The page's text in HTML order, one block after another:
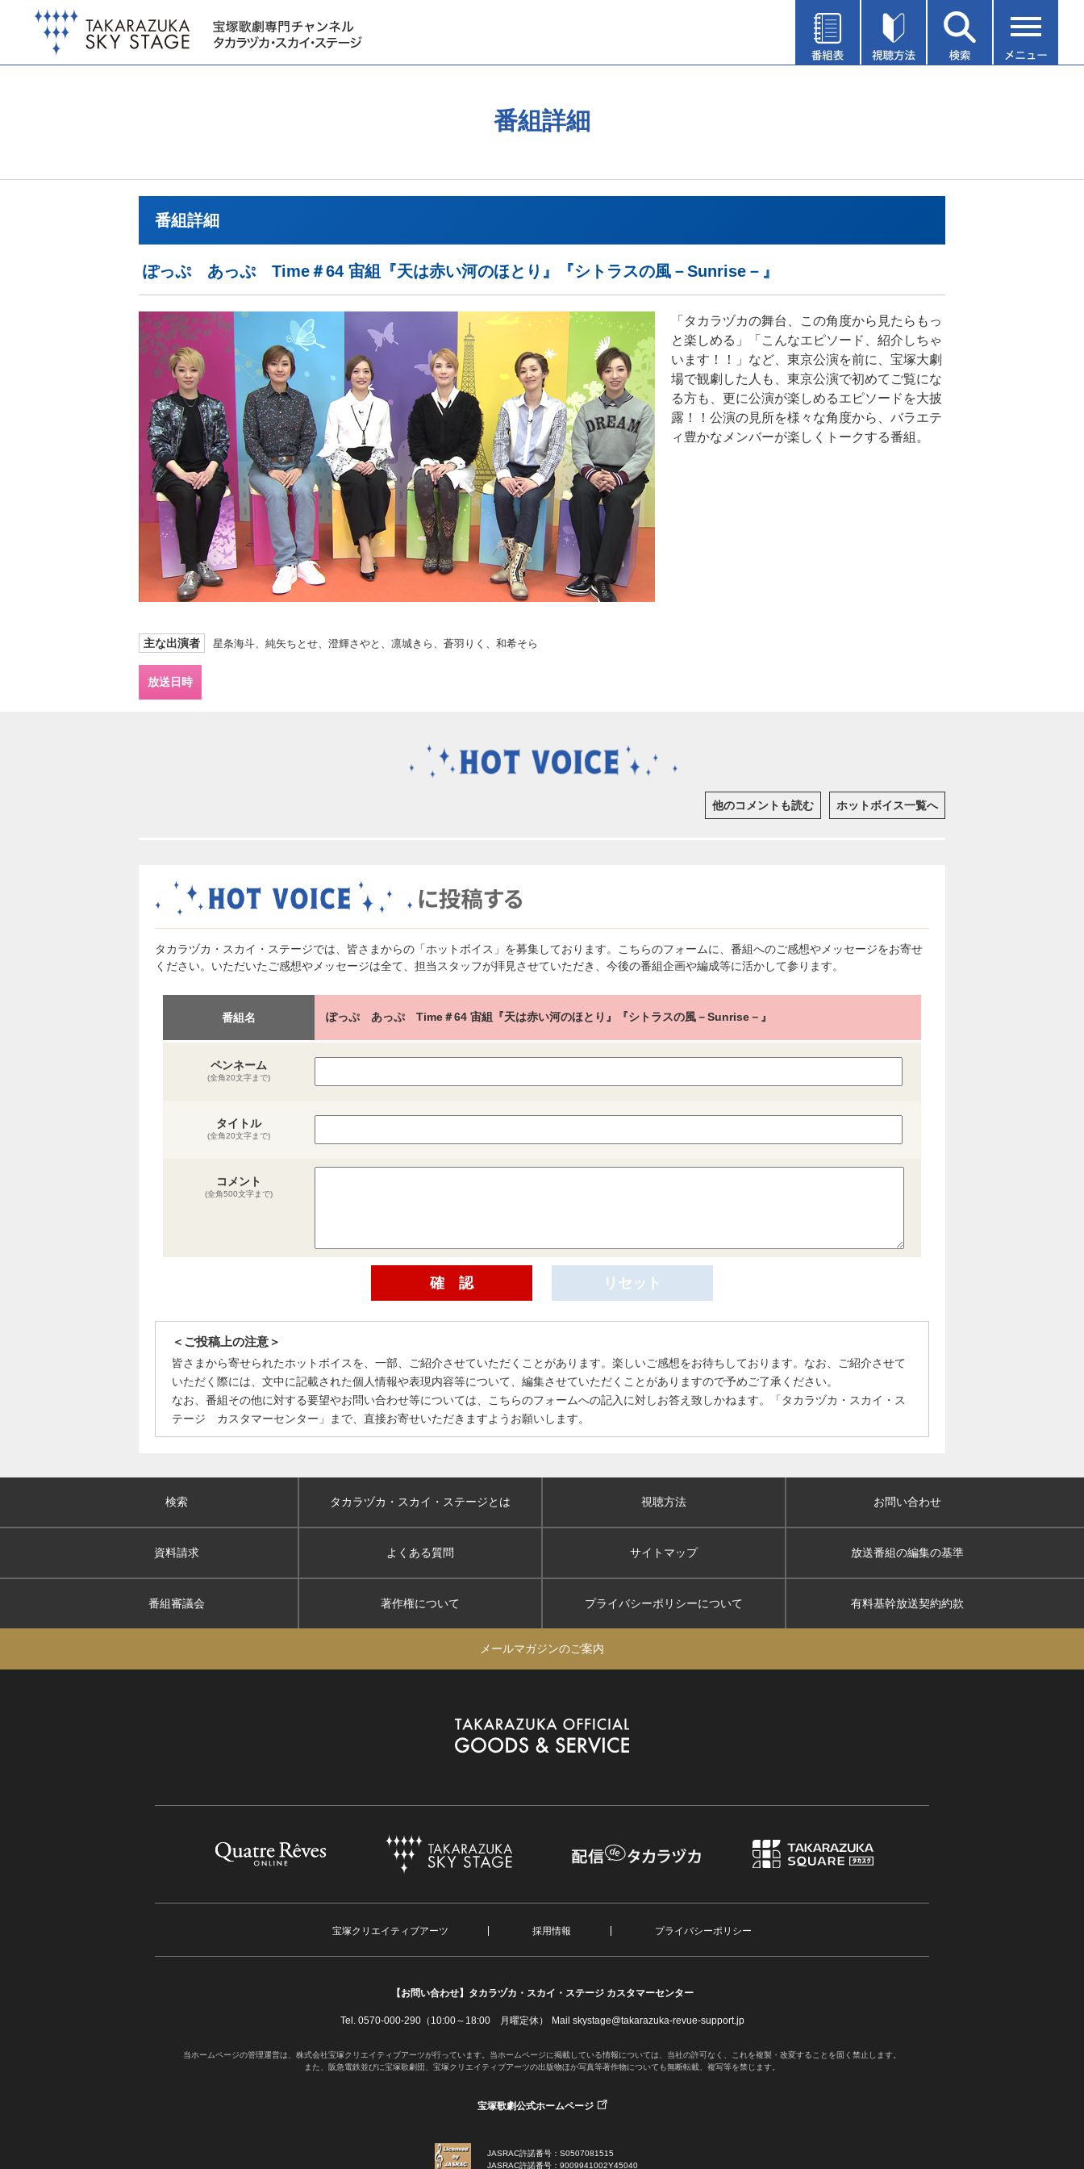
番組詳細
番組詳細
ぽっぷ あっぷ Time＃64 宙組『天は赤い河のほとり』『シトラスの風－Sunrise－』
「タカラヅカの舞台、この角度から見たらもっ
と楽しめる」「こんなエピソード、紹介しちゃ
います！！」など、東京公演を前に、宝塚大劇
場で観劇した人も、東京公演で初めてご覧にな
る方も、更に公演が楽しめるエピソードを大披
露！！公演の見所を様々な角度から、バラエテ
ィ豊かなメンバーが楽しくトークする番組。
主な出演者 星条海斗、純矢ちとせ、澄輝さやと、凛城きら、蒼羽りく、和希そら
放送日時
他のコメントも読む ホットボイス一覧へ
タカラヅカ・スカイ・ステージでは、皆さまからの「ホットボイス」を募集しております。こちらのフォームに、番組へのご感想やメッセージをお寄せ
ください。いただいたご感想やメッセージは全て、担当スタッフが拝見させていただき、今後の番組企画や編成等に活かして参ります。
番組名 ぽっぷ あっぷ Time＃64 宙組『天は赤い河のほとり』『シトラスの風－Sunrise－』
ペンネーム
(全角20文字まで)
タイトル
(全角20文字まで)
コメント
(全角500文字まで)
＜ご投稿上の注意＞
皆さまから寄せられたホットボイスを、一部、ご紹介させていただくことがあります。楽しいご感想をお待ちしております。なお、ご紹介させて
いただく際には、文中に記載された個人情報や表現内容等について、編集させていただくことがありますので予めご了承ください。
なお、番組その他に対する要望やお問い合わせ等については、こちらのフォームへの記入に対しお答え致しかねます。「タカラヅカ・スカイ・ス
テージ カスタマーセンター」まで、直接お寄せいただきますようお願いします。
検索 タカラヅカ・スカイ ・ステージとは 視聴方法 お問い合わせ
資料請求 よくある質問 サイトマップ 放送番組の編集の基準
番組審議会 著作権について プライバシーポリシーについて 有料基幹放送契約約款
メールマガジンのご案内
宝塚クリエイティブアーツ 採用情報 プライバシーポリシー
【お問い合わせ】 タカラヅカ・スカイ・ステージ カスタマーセンター
Tel. 0570-000-290（10:00～18:00 月曜定休） Mail skystage@takarazuka-revue-support.jp
当ホームページの管理運営は、株式会社宝塚クリエイティブアーツが行っています。当ホームページに掲載している情報については、当社の許可なく、これを複製・改変することを固く禁止します。
また、阪急電鉄並びに宝塚歌劇団、宝塚クリエイティブアーツの出版物ほか写真等著作物についても無断転載、複写等を禁じます。
宝塚歌劇公式ホームページ
JASRAC許諾番号：S0507081515
JASRAC許諾番号：9009941002Y45040